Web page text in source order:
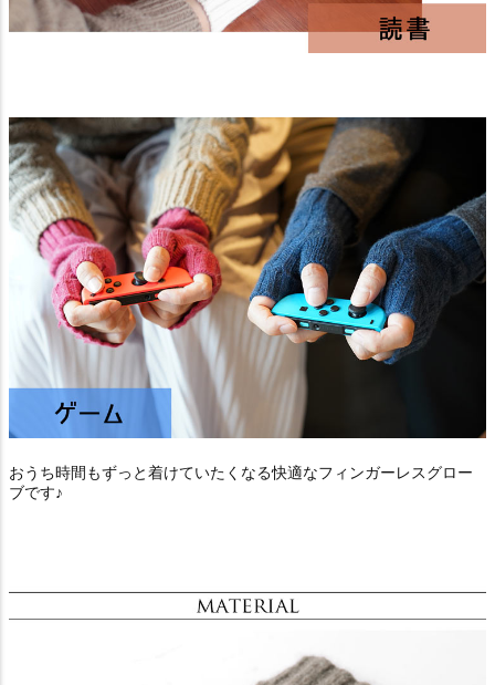
おうち時間もずっと着けていたくなる快適なフィンガーレスグロー
ブです♪